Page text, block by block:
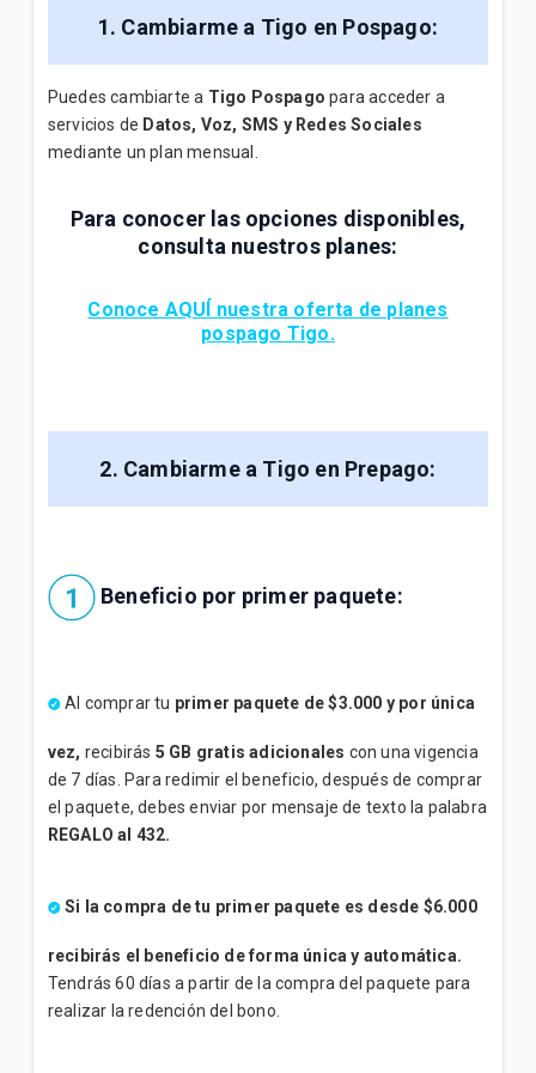
Oferta Full Equipo disponible en nuestro flujo digital
o Televentas | Móvil
Full Equipo: Plan móvil ilimitado + celular en
1. Cambiarme a Tigo en Pospago:
Puedes cambiarte a Tigo Pospago para acceder a
servicios de Datos, Voz, SMS y Redes Sociales
mediante un plan mensual.
Para conocer las opciones disponibles,
consulta nuestros planes:
Conoce AQUÍ nuestra oferta de planes
pospago Tigo.
2. Cambiarme a Tigo en Prepago:
Beneficio por primer paquete:
Al comprar tu primer paquete de $3.000 y por única
vez, recibirás 5 GB gratis adicionales con una vigencia
de 7 días. Para redimir el beneficio, después de comprar
el paquete, debes enviar por mensaje de texto la palabra
REGALO al 432.
Si la compra de tu primer paquete es desde $6.000
recibirás el beneficio de forma única y automática.
Tendrás 60 días a partir de la compra del paquete para
realizar la redención del bono.